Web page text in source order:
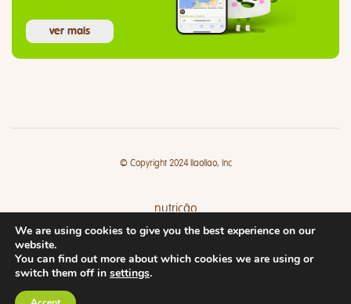
ver mais
© Copyright 2024 llaollao, Inc
nutrição
lojas
We are using cookies to give you the best experience on our
website.
You can find out more about which cookies we are using or
switch them off in settings.